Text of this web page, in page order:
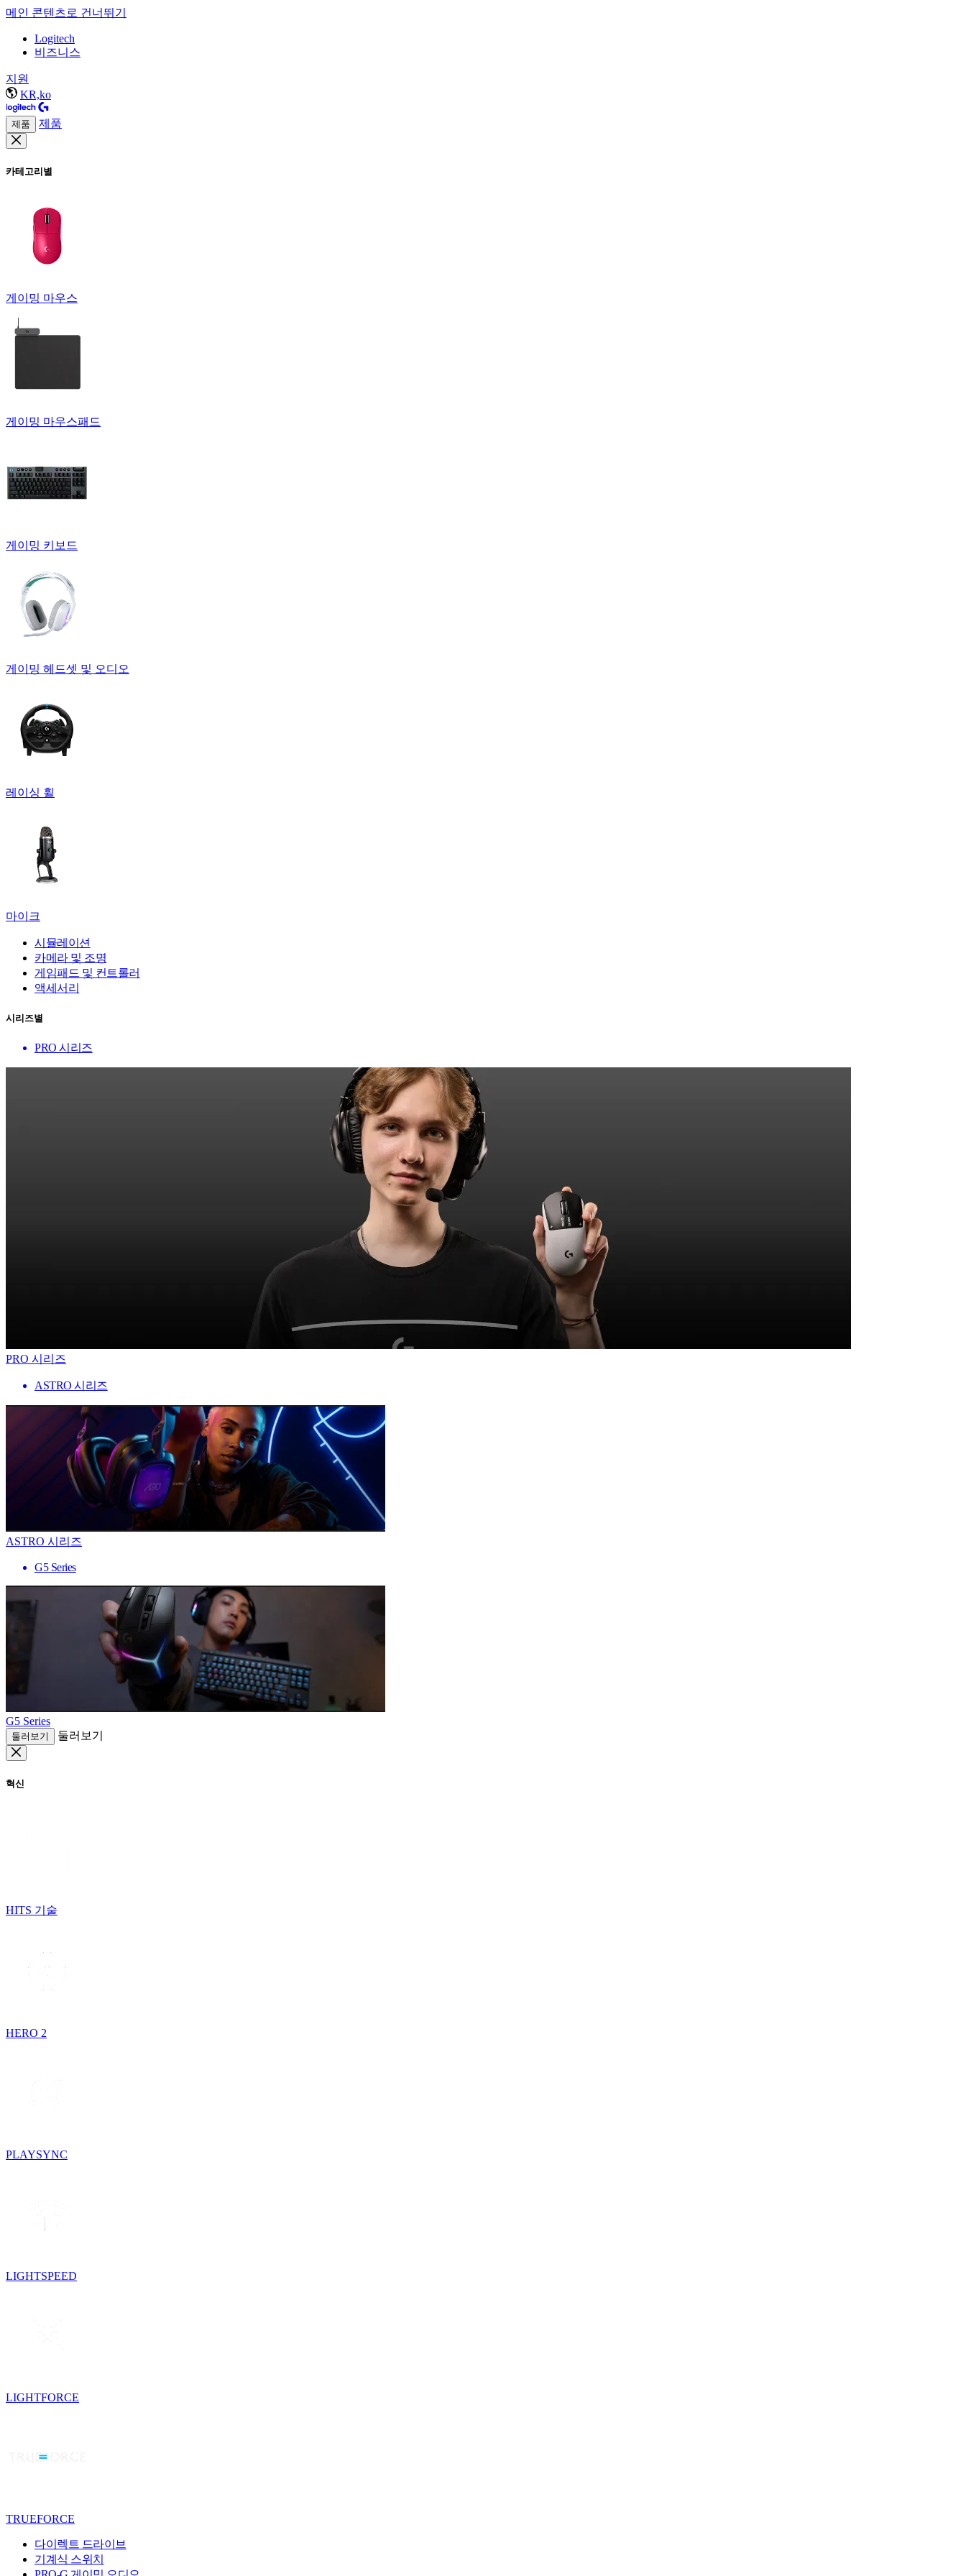
메인 콘텐츠로 건너뛰기
Logitech
비즈니스
지원
KR,ko
제품 제품
카테고리별
게이밍 마우스
게이밍 마우스패드
게이밍 키보드
게이밍 헤드셋 및 오디오
레이싱 휠
마이크
시뮬레이션
카메라 및 조명
게임패드 및 컨트롤러
액세서리
시리즈별
PRO 시리즈
PRO 시리즈
ASTRO 시리즈
ASTRO 시리즈
G5 Series
G5 Series
둘러보기 둘러보기
혁신
HITS 기술
HERO 2
PLAYSYNC
LIGHTSPEED
LIGHTFORCE
TRUEFORCE
다이렉트 드라이브
기계식 스위치